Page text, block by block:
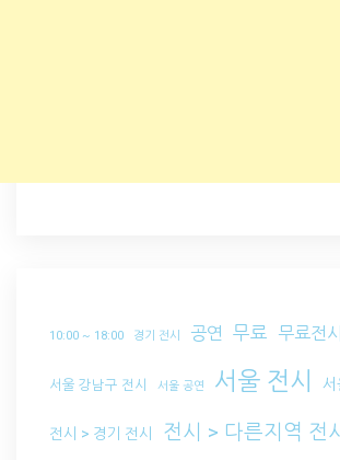
10:00 ~ 18:00 경기 전시 공연 무료 무료전시
서울 강남구 전시 서울 공연 서울 전시 서
전시 > 경기 전시 전시 > 다른지역 전시